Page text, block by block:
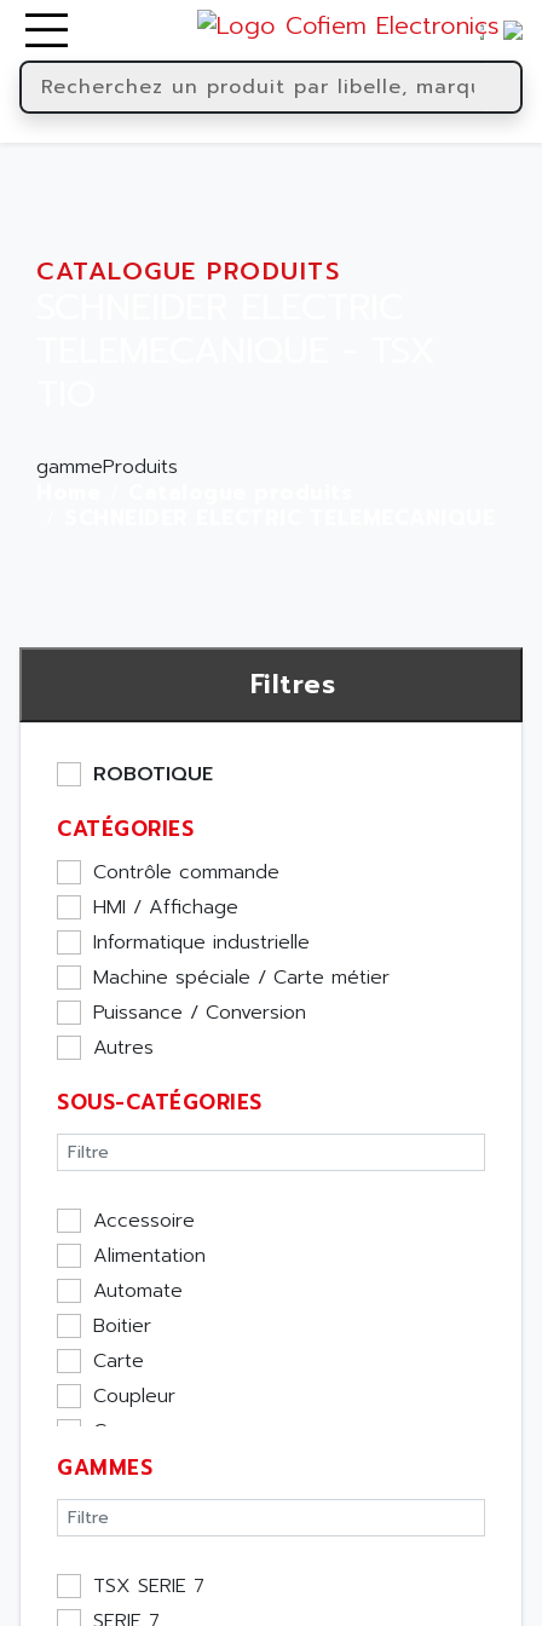
CATALOGUE PRODUITS
gammeProduits
Filtres
ROBOTIQUE
CATÉGORIES
Contrôle commande
HMI / Affichage
Informatique industrielle
Machine spéciale / Carte métier
Puissance / Conversion
Autres
SOUS-CATÉGORIES
Accessoire
Alimentation
Automate
Boitier
Carte
Coupleur
Cpu
Ecran
Entrée / Sortie
Memoire
Module Métier
Moteur
GAMMES
TSX SERIE 7